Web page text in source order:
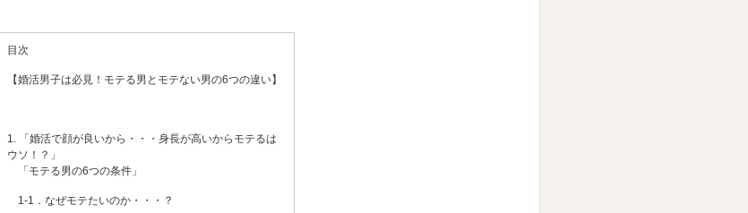
目次
【婚活男子は必見！モテる男とモテない男の6つの違い】
1. 「婚活で顔が良いから・・・身長が高いからモテるは
ウソ！？」
「モテる男の6つの条件」
1-1．なぜモテたいのか・・・？